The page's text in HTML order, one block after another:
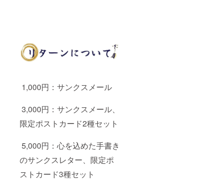
1,000円：サンクスメール
3,000円：サンクスメール、
限定ポストカード2種セット
5,000円：心を込めた手書き
のサンクスレター、限定ポ
ストカード3種セット